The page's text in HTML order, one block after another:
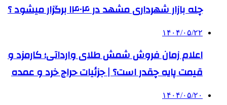
چله بازار شهرداری مشهد در ۱۴۰۴ برگزار میشود ؟
۱۴۰۴/۰۵/۲۲
اعلام زمان فروش شمش طلای وارداتی؛ کارمزد و
قیمت پایه چقدر است؟ | جزئیات حراج خرد و عمده
۱۴۰۴/۰۵/۲۰